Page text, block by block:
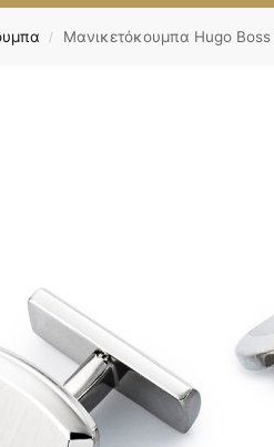
/ Μανικετόκουμπα Hugo Boss